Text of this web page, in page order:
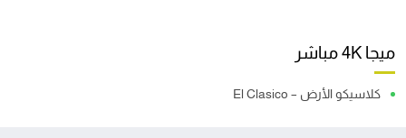
ميجا 4K مباشر
كلاسيكو الأرض – El Clasico